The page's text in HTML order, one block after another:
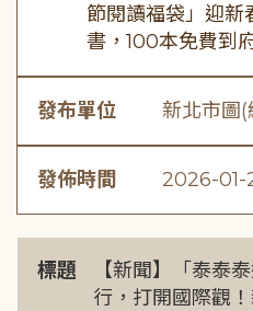
節閱讀福袋」迎新
書，100本免費到
發布單位 新北市圖(
發佈時間 2026-01-
標題
【新聞】「泰泰
行，打開國際觀